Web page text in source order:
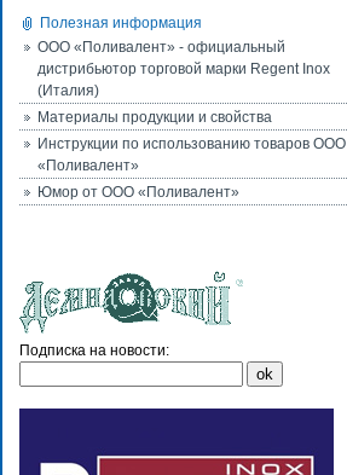
Полезная информация
ООО «Поливалент» - официальный
дистрибьютор торговой марки Regent Inox
(Италия)
Материалы продукции и свойства
Инструкции по использованию товаров ООО
«Поливалент»
Юмор от ООО «Поливалент»
Подписка на новости: